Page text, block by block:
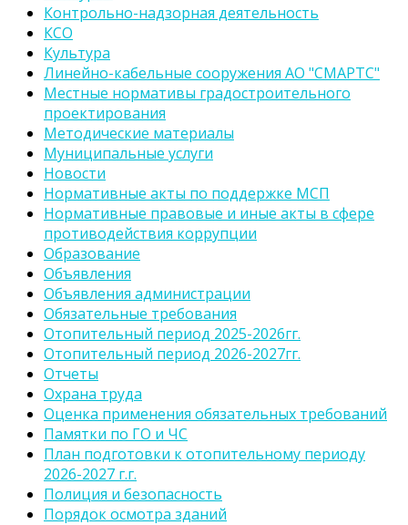
Контрольно-надзорная деятельность
КСО
Культура
Линейно-кабельные сооружения АО "СМАРТС"
Местные нормативы градостроительного
проектирования
Методические материалы
Муниципальные услуги
Новости
Нормативные акты по поддержке МСП
Нормативные правовые и иные акты в сфере
противодействия коррупции
Образование
Объявления
Объявления администрации
Обязательные требования
Отопительный период 2025-2026гг.
Отопительный период 2026-2027гг.
Отчеты
Охрана труда
Оценка применения обязательных требований
Памятки по ГО и ЧС
План подготовки к отопительному периоду
2026-2027 г.г.
Полиция и безопасность
Порядок осмотра зданий